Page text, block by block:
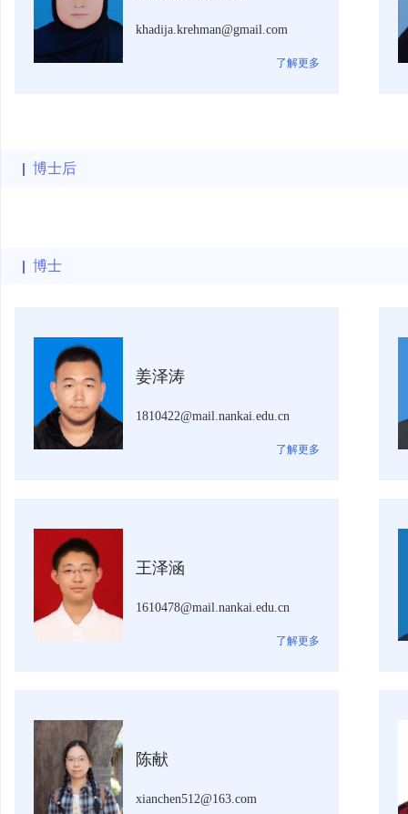
khadija.krehman@gmail.com
了解更多
博士后
博士
姜泽涛
1810422@mail.nankai.edu.cn
了解更多
王泽涵
1610478@mail.nankai.edu.cn
了解更多
陈献
xianchen512@163.com